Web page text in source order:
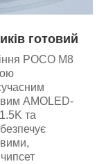
готовий
POCO M8
AMOLED-
та